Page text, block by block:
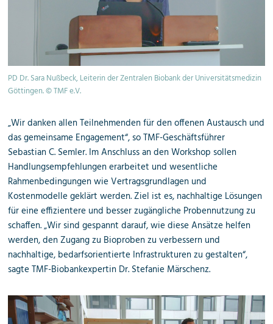
PD Dr. Sara Nußbeck, Leiterin der Zentralen Biobank der Universitätsmedizin
Göttingen. © TMF e.V.
„Wir danken allen Teilnehmenden für den offenen Austausch und
das gemeinsame Engagement“, so TMF-Geschäftsführer
Sebastian C. Semler. Im Anschluss an den Workshop sollen
Handlungsempfehlungen erarbeitet und wesentliche
Rahmenbedingungen wie Vertragsgrundlagen und
Kostenmodelle geklärt werden. Ziel ist es, nachhaltige Lösungen
für eine effizientere und besser zugängliche Probennutzung zu
schaffen. „Wir sind gespannt darauf, wie diese Ansätze helfen
werden, den Zugang zu Bioproben zu verbessern und
nachhaltige, bedarfsorientierte Infrastrukturen zu gestalten“,
sagte TMF-Biobankexpertin Dr. Stefanie Märschenz.